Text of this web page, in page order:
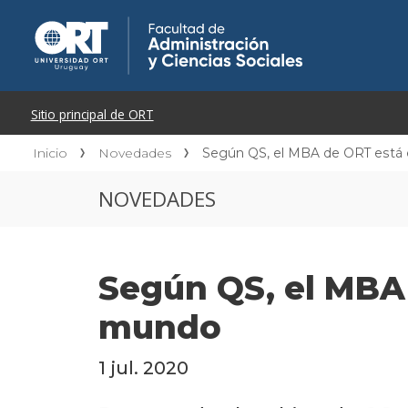
Inicio Novedades Según QS, el MBA de ORT
NOVEDADES
Según QS, el
mundo
1 jul. 2020